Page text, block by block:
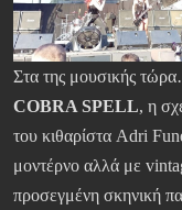
Στα της μουσικής
COBRA SPELL, η
του κιθαρίστα Adri
μοντέρνο αλλά με
προσεγμένη σκηνική